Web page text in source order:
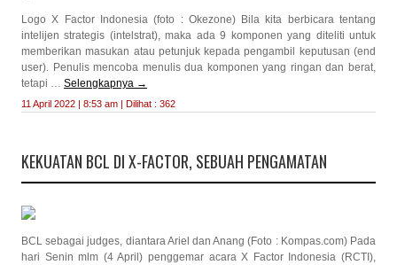
Logo X Factor Indonesia (foto : Okezone) Bila kita berbicara tentang
intelijen strategis (intelstrat), maka ada 9 komponen yang diteliti untuk
memberikan masukan atau petunjuk kepada pengambil keputusan (end
user). Penulis mencoba menulis dua komponen yang ringan dan berat,
tetapi … Selengkapnya →
11 April 2022 | 8:53 am | Dilihat : 362
KEKUATAN BCL DI X-FACTOR, SEBUAH PENGAMATAN
BCL sebagai judges, diantara Ariel dan Anang (Foto : Kompas.com) Pada
hari Senin mlm (4 April) penggemar acara X Factor Indonesia (RCTI),